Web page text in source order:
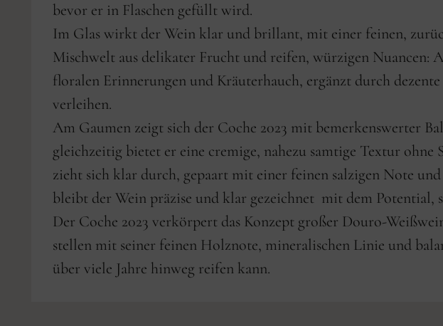
bevor er in Flaschen gefüllt wird.
Im Glas wirkt der Wein klar und brillant, mit einer feinen,
Mischwelt aus delikater Frucht und reifen, würzigen
floralen Erinnerungen und Kräuterhauch, ergänzt durch
verleihen.
Am Gaumen zeigt sich der Coche 2023 mit bemerkenswerter
gleichzeitig bietet er eine cremige, nahezu samtige Textur
zieht sich klar durch, gepaart mit einer feinen salzigen Note
bleibt der Wein präzise und klar gezeichnet mit dem Potential,
Der Coche 2023 verkörpert das Konzept großer
stellen mit seiner feinen Holznote, mineralischen Linie und
über viele Jahre hinweg reifen kann.